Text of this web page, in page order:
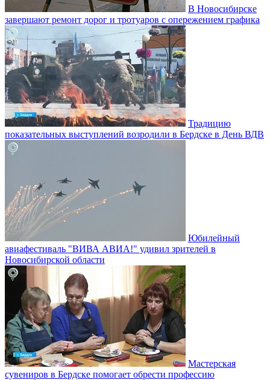
В Новосибирске
завершают ремонт дорог и тротуаров с опережением графика
Традицию
показательных выступлений возродили в Бердске в День ВДВ
Юбилейный
авиафестиваль "ВИВА АВИА!" удивил зрителей в
Новосибирской области
Мастерская
сувениров в Бердске помогает обрести профессию